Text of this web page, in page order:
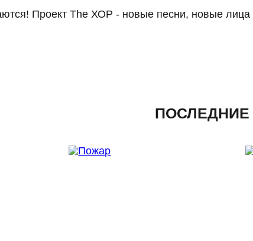
Проект The ХОР - новые песни, новые лица
ПОСЛЕДНИЕ